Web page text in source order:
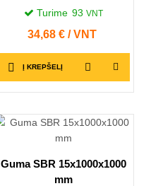
Turime 93 VNT
Kaina
34,68 € / VNT
Į KREPŠELĮ
Guma SBR 15x1000x1000
mm